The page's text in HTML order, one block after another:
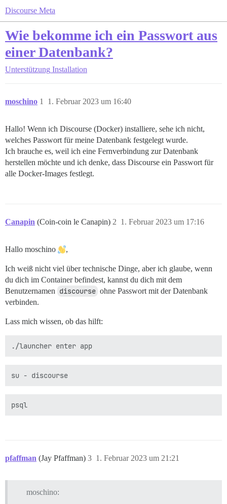
Discourse Meta
Wie bekomme ich ein Passwort aus
einer Datenbank?
Unterstützung Installation
moschino 1. Februar 2023 um 16:40
1
Hallo! Wenn ich Discourse (Docker) installiere, sehe ich nicht,
welches Passwort für meine Datenbank festgelegt wurde.
Ich brauche es, weil ich eine Fernverbindung zur Datenbank
herstellen möchte und ich denke, dass Discourse ein Passwort für
alle Docker-Images festlegt.
Canapin (Coin-coin le Canapin) 1. Februar 2023 um 17:16
2
Hallo moschino ,
Ich weiß nicht viel über technische Dinge, aber ich glaube, wenn
du dich im Container befindest, kannst du dich mit dem
Benutzernamen discourse ohne Passwort mit der Datenbank
verbinden.
Lass mich wissen, ob das hilft:
pfaffman (Jay Pfaffman) 1. Februar 2023 um 21:21
3
moschino: